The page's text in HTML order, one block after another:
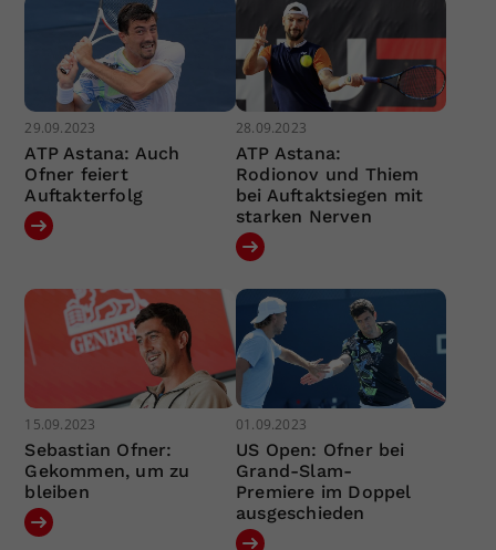
29.09.2023
ATP Astana: Auch
Ofner feiert
Auftakterfolg
28.09.2023
ATP Astana:
Rodionov und Thiem
bei Auftaktsiegen mit
starken Nerven
15.09.2023
Sebastian Ofner:
Gekommen, um zu
bleiben
01.09.2023
US Open: Ofner bei
Grand-Slam-
Premiere im Doppel
ausgeschieden